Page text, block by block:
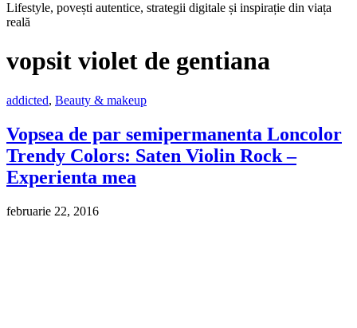
Lifestyle, povești autentice, strategii digitale și inspirație din viața
reală
vopsit violet de gentiana
addicted, Beauty & makeup
Vopsea de par semipermanenta Loncolor
Trendy Colors: Saten Violin Rock –
Experienta mea
februarie 22, 2016